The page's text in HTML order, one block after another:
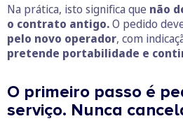
Na prática, isto significa que não
o contrato antigo.O pedido
pelo novo operador, com
pretende portabilidade e
O primeiro passo é
serviço. Nunca